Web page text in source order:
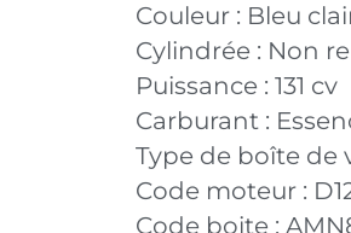
Couleur : Bleu
Cylindrée : Non
Puissance : 131 cv
Carburant :
Type de boîte de
Code moteur :
Code boite :